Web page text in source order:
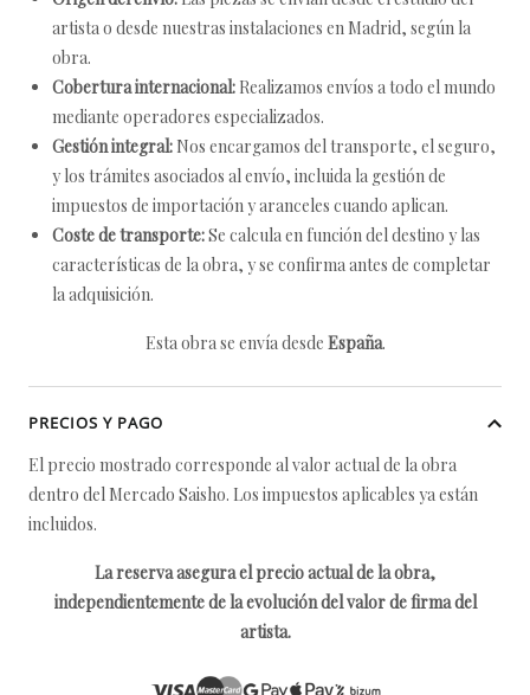
artista o desde nuestras instalaciones en Madrid, según la
obra.
Cobertura internacional: Realizamos envíos a todo el mundo
mediante operadores especializados.
Gestión integral: Nos encargamos del transporte, el seguro,
y los trámites asociados al envío, incluida la gestión de
impuestos de importación y aranceles cuando aplican.
Coste de transporte:Se calcula en función del destino y las
características de la obra, y se confirma antes de completar
la adquisición.
Esta obra se envía desde España.
PRECIOS Y PAGO
El precio mostrado corresponde al valor actual de la obra
dentro del Mercado Saisho. Los impuestos aplicables ya están
incluidos.
La reserva asegura el precio actual de la obra,
independientemente de la evolución del valor de firma del
artista.